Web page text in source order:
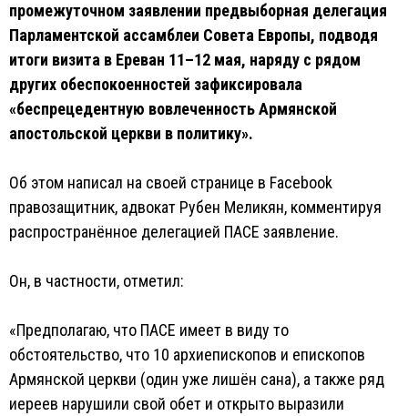
промежуточном заявлении предвыборная делегация
Парламентской ассамблеи Совета Европы, подводя
итоги визита в Ереван 11–12 мая, наряду с рядом
других обеспокоенностей зафиксировала
«беспрецедентную вовлеченность Армянской
апостольской церкви в политику».
Об этом написал на своей странице в Facebook
правозащитник, адвокат Рубен Меликян, комментируя
распространённое делегацией ПАСЕ заявление.
Он, в частности, отметил:
«Предполагаю, что ПАСЕ имеет в виду то
обстоятельство, что 10 архиепископов и епископов
Армянской церкви (один уже лишён сана), а также ряд
иереев нарушили свой обет и открыто выразили